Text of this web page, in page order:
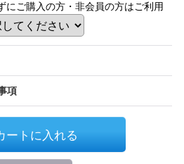
にご購入の方・非会員の方はご利用
項
ートに入れる